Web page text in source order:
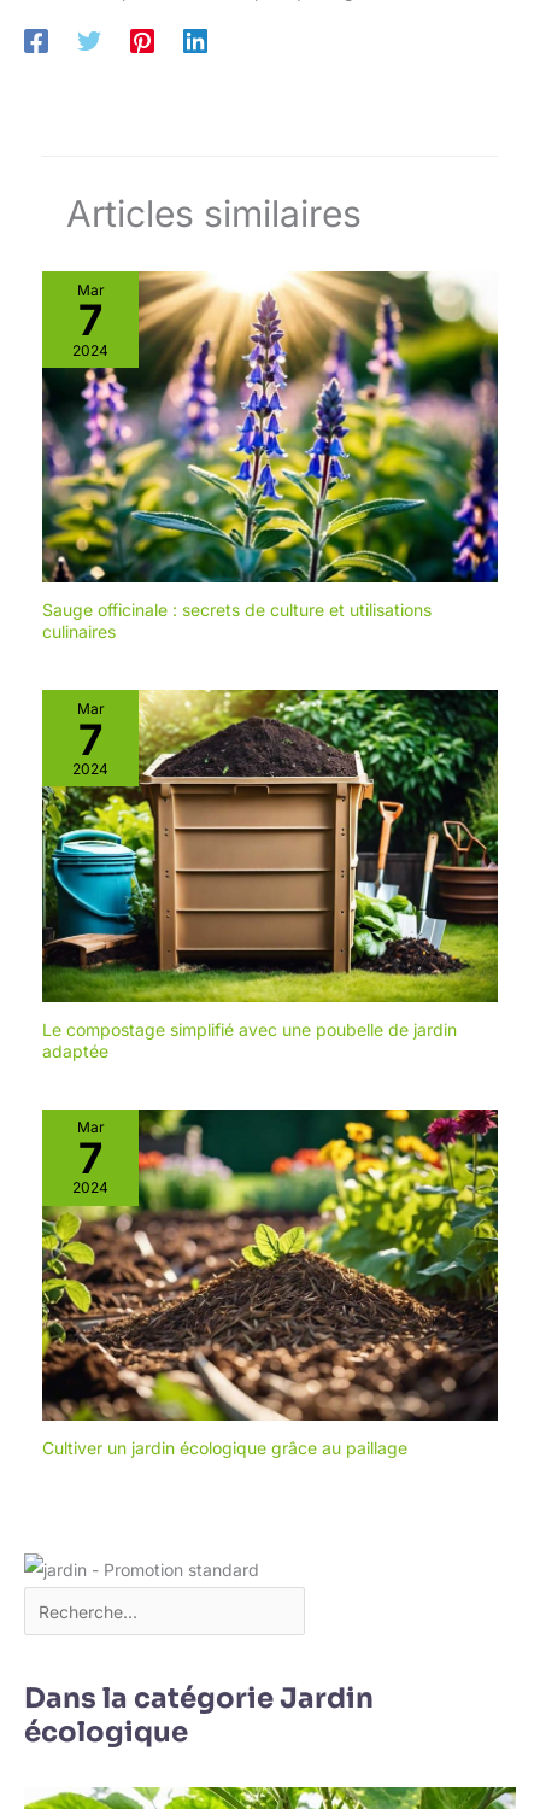
Articles similaires
Mar
7
2024
Sauge officinale : secrets de culture et utilisations
culinaires
Mar
7
2024
Le compostage simplifié avec une poubelle de jardin
adaptée
Mar
7
2024
Cultiver un jardin écologique grâce au paillage
Dans la catégorie Jardin
écologique